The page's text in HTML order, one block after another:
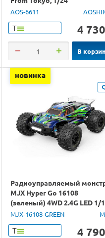
AOS-6611
Т 4 730
В
новинка
Радиоуправляемый
MJX Hyper Go 16108
(зеленый) 4WD 2.4G LED 1/
RTR
MJX-16108-GREEN
Т 4 790